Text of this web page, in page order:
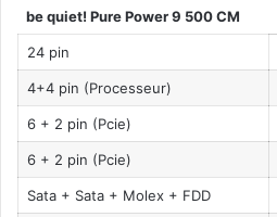
be quiet! Pure Power 9 500 CM
24 pin
4+4 pin (Processeur)
6 + 2 pin (Pcie)
6 + 2 pin (Pcie)
Sata + Sata + Molex + FDD